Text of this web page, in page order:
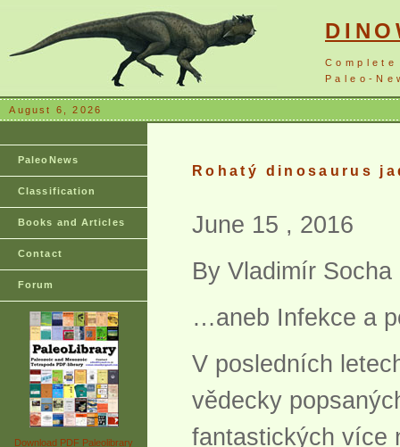
Paleo-
August 6, 2026
PaleoNews
Classification
Books and Articles
Contact
Forum
Download PDF Paleolibrary
Rohatý dinosaurus
June 15 , 2016
By Vladimír Socha
…aneb Infekce a
V posledních
vědecky
fantastických více